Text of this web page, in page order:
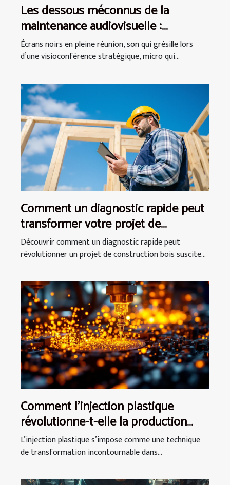
Les dessous méconnus de la
maintenance audiovisuelle :
garanties, coûts et enjeux
Écrans noirs en pleine réunion, son qui grésille lors
d’une visioconférence stratégique, micro qui...
Comment un diagnostic rapide peut
transformer votre projet de
construction bois ?
Découvrir comment un diagnostic rapide peut
révolutionner un projet de construction bois suscite...
Comment l'injection plastique
révolutionne-t-elle la production
industrielle ?
L’injection plastique s’impose comme une technique
de transformation incontournable dans...